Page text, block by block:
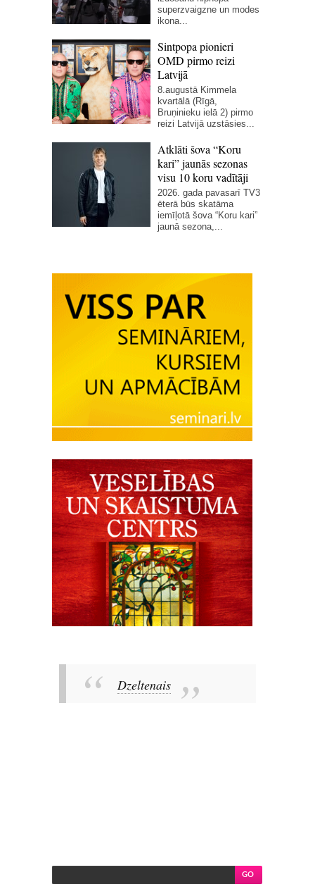
superzvaigzne un modes
ikona...
Sintpopa pionieri
OMD pirmo reizi
Latvijā
8.augustā Kimmela
kvartālā (Rīgā,
Bruņinieku ielā 2) pirmo
reizi Latvijā uzstāsies...
Atklāti šova “Koru
kari” jaunās sezonas
visu 10 koru vadītāji
2026. gada pavasarī TV3
ēterā būs skatāma
iemīļotā šova “Koru kari”
jaunā sezona,...
Dzeltenais